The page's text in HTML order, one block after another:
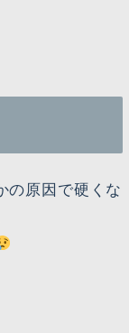
の原因で硬くな